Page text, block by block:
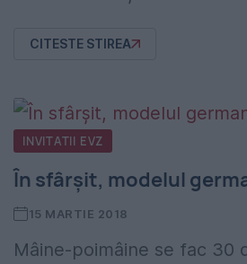
CITESTE STIREA
INVITATII EVZ
În sfârșit, modelul
15 MARTIE 2018
Mâine-poimâine se fac 30